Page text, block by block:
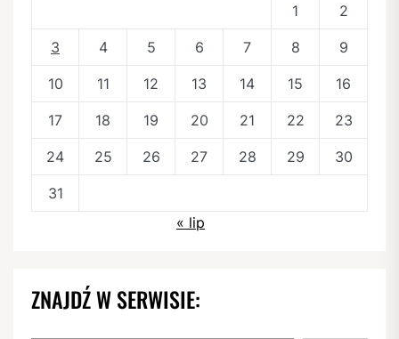
1
2
3 4 5 6 7 8 9
10 11 12 13 14 15 16
17 18 19 20 21 22 23
24 25 26 27 28 29 30
31
« lip
ZNAJDŹ W SERWISIE: